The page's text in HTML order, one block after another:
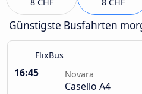
Günstigste Busfahrten
FlixBus
16:45 Novara
Casello A4